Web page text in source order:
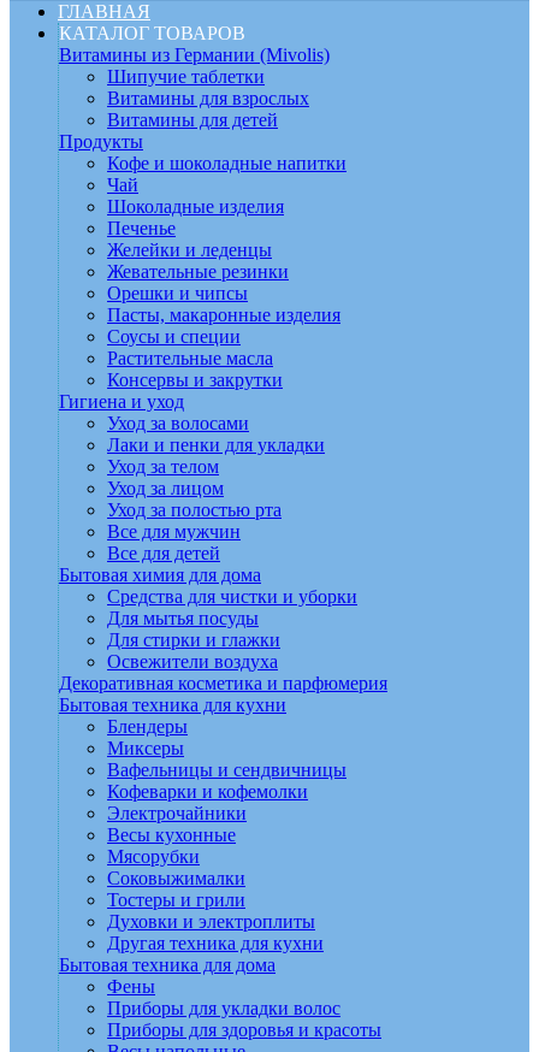
ГЛАВНАЯ
КАТАЛОГ ТОВАРОВ
Витамины из Германии (Mivolis)
Шипучие таблетки
Витамины для взрослых
Витамины для детей
Продукты
Кофе и шоколадные напитки
Чай
Шоколадные изделия
Печенье
Желейки и леденцы
Жевательные резинки
Орешки и чипсы
Пасты, макаронные изделия
Соусы и специи
Растительные масла
Консервы и закрутки
Гигиена и уход
Уход за волосами
Лаки и пенки для укладки
Уход за телом
Уход за лицом
Уход за полостью рта
Все для мужчин
Все для детей
Бытовая химия для дома
Средства для чистки и уборки
Для мытья посуды
Для стирки и глажки
Освежители воздуха
Декоративная косметика и парфюмерия
Бытовая техника для кухни
Блендеры
Миксеры
Вафельницы и сендвичницы
Кофеварки и кофемолки
Электрочайники
Весы кухонные
Мясорубки
Соковыжималки
Тостеры и грили
Духовки и электроплиты
Другая техника для кухни
Бытовая техника для дома
Фены
Приборы для укладки волос
Приборы для здоровья и красоты